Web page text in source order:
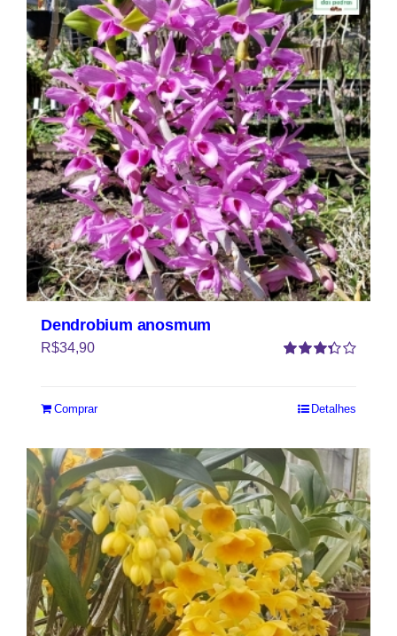
Dendrobium anosmum
R$34,90
Comprar Detalhes